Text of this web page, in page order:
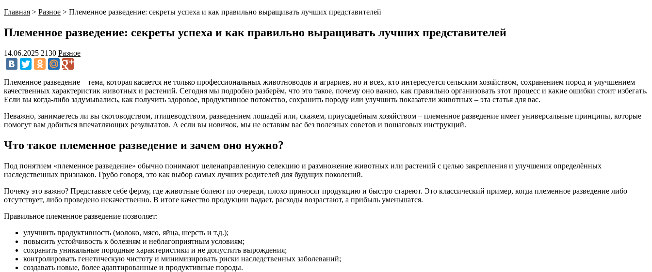
Главная > Разное > Племенное разведение: секреты успеха и как правильно выращивать лучших представителей
Племенное разведение: секреты успеха и как правильно выращивать лучших представителей
14.06.2025 2130 Разное
Племенное разведение – тема, которая касается не только профессиональных животноводов и аграриев, но и всех, кто интересуется сельским хозяйством, сохранением пород и улучшением
качественных характеристик животных и растений. Сегодня мы подробно разберём, что это такое, почему оно важно, как правильно организовать этот процесс и какие ошибки стоит избегать.
Если вы когда-либо задумывались, как получить здоровое, продуктивное потомство, сохранить породу или улучшить показатели животных – эта статья для вас.
Неважно, занимаетесь ли вы скотоводством, птицеводством, разведением лошадей или, скажем, приусадебным хозяйством – племенное разведение имеет универсальные принципы, которые
помогут вам добиться впечатляющих результатов. А если вы новичок, мы не оставим вас без полезных советов и пошаговых инструкций.
Что такое племенное разведение и зачем оно нужно?
Под понятием «племенное разведение» обычно понимают целенаправленную селекцию и размножение животных или растений с целью закрепления и улучшения определённых
наследственных признаков. Грубо говоря, это как выбор самых лучших родителей для будущих поколений.
Почему это важно? Представьте себе ферму, где животные болеют по очереди, плохо приносят продукцию и быстро стареют. Это классический пример, когда племенное разведение либо
отсутствует, либо проведено некачественно. В итоге качество продукции падает, расходы возрастают, а прибыль уменьшатся.
Правильное племенное разведение позволяет:
улучшить продуктивность (молоко, мясо, яйца, шерсть и т.д.);
повысить устойчивость к болезням и неблагоприятным условиям;
сохранить уникальные породные характеристики и не допустить вырождения;
контролировать генетическую чистоту и минимизировать риски наследственных заболеваний;
создавать новые, более адаптированные и продуктивные породы.